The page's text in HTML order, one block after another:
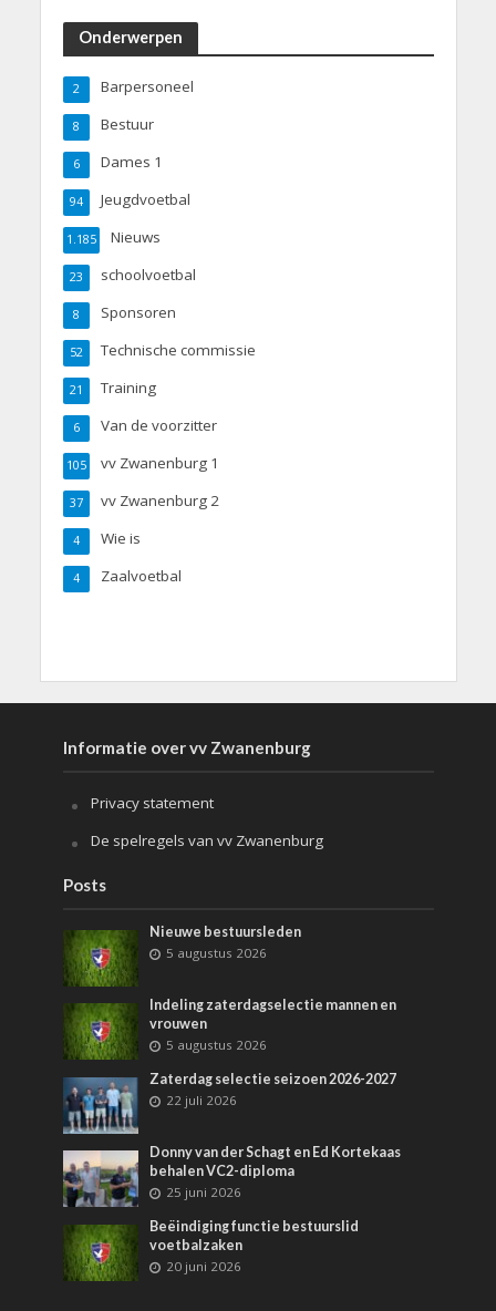
Onderwerpen
Barpersoneel
2
Bestuur
8
Dames 1
6
Jeugdvoetbal
94
Nieuws
1.185
schoolvoetbal
23
Sponsoren
8
Technische commissie
52
Training
21
Van de voorzitter
6
vv Zwanenburg 1
105
vv Zwanenburg 2
37
Wie is
4
Zaalvoetbal
4
Informatie over vv Zwanenburg
Privacy statement
De spelregels van vv Zwanenburg
Posts
Nieuwe bestuursleden
5 augustus 2026
Indeling zaterdagselectie mannen en
vrouwen
5 augustus 2026
Zaterdag selectie seizoen 2026-2027
22 juli 2026
Donny van der Schagt en Ed Kortekaas
behalen VC2-diploma
25 juni 2026
Beëindiging functie bestuurslid
voetbalzaken
20 juni 2026